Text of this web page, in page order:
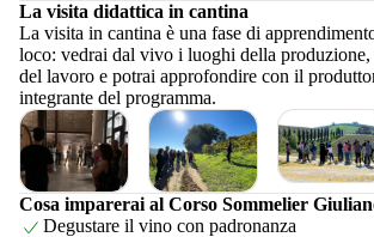
La visita didattica in cantina
La visita in cantina è una fase di
loco: vedrai dal vivo i luoghi della
del lavoro e potrai approfondire con il
integrante del programma.
Cosa imparerai al Corso Sommelier
Degustare il vino con padronanza